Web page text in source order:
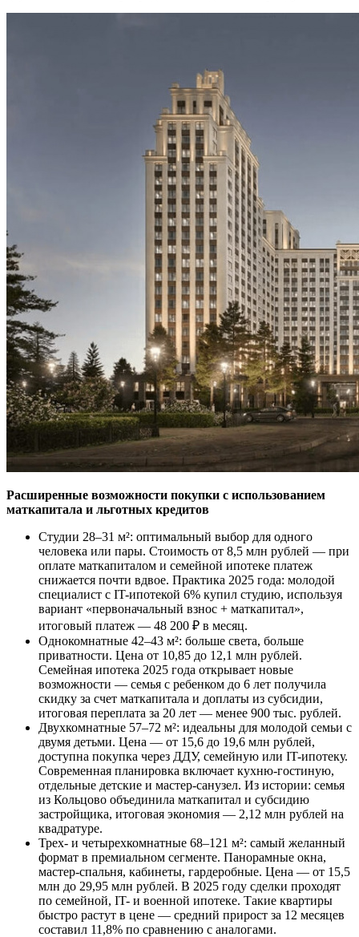
Расширенные возможности покупки с использованием
маткапитала и льготных кредитов
Студии 28–31 м²: оптимальный выбор для одного
человека или пары. Стоимость от 8,5 млн рублей — при
оплате маткапиталом и семейной ипотеке платеж
снижается почти вдвое. Практика 2025 года: молодой
специалист с IT-ипотекой 6% купил студию, используя
вариант «первоначальный взнос + маткапитал»,
итоговый платеж — 48 200 ₽ в месяц.
Однокомнатные 42–43 м²: больше света, больше
приватности. Цена от 10,85 до 12,1 млн рублей.
Семейная ипотека 2025 года открывает новые
возможности — семья с ребенком до 6 лет получила
скидку за счет маткапитала и доплаты из субсидии,
итоговая переплата за 20 лет — менее 900 тыс. рублей.
Двухкомнатные 57–72 м²: идеальны для молодой семьи с
двумя детьми. Цена — от 15,6 до 19,6 млн рублей,
доступна покупка через ДДУ, семейную или IT-ипотеку.
Современная планировка включает кухню-гостиную,
отдельные детские и мастер-санузел. Из истории: семья
из Кольцово объединила маткапитал и субсидию
застройщика, итоговая экономия — 2,12 млн рублей на
квадратуре.
Трех- и четырехкомнатные 68–121 м²: самый желанный
формат в премиальном сегменте. Панорамные окна,
мастер-спальня, кабинеты, гардеробные. Цена — от 15,5
млн до 29,95 млн рублей. В 2025 году сделки проходят
по семейной, IT- и военной ипотеке. Такие квартиры
быстро растут в цене — средний прирост за 12 месяцев
составил 11,8% по сравнению с аналогами.